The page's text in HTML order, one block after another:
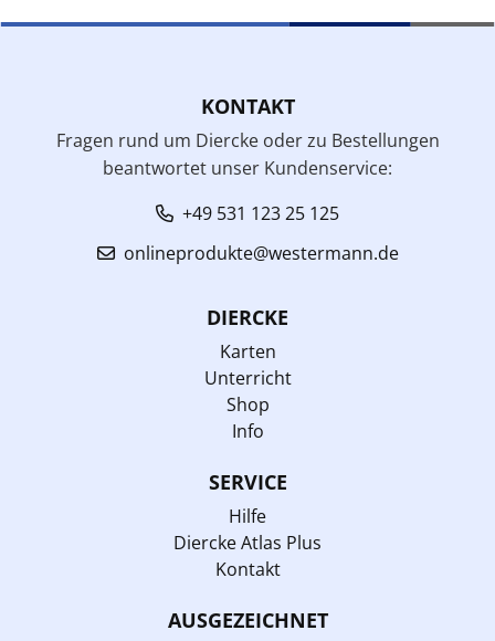
KONTAKT
Fragen rund um Diercke oder zu Bestellungen
beantwortet unser Kundenservice:
+49 531 123 25 125
onlineprodukte@westermann.de
DIERCKE
Karten
Unterricht
Shop
Info
SERVICE
Hilfe
Diercke Atlas Plus
Kontakt
AUSGEZEICHNET